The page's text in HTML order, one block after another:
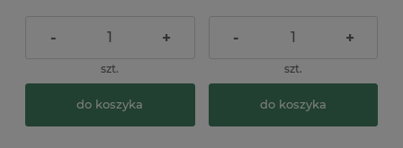
- +
szt.
do koszyka
- +
szt.
do koszyka